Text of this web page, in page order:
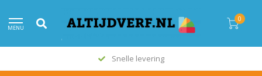
MENU
0
Snelle levering